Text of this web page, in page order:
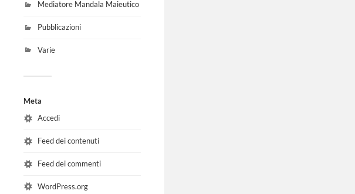
Mediatore Mandala Maieutico
Pubblicazioni
Varie
Meta
Accedi
Feed dei contenuti
Feed dei commenti
WordPress.org